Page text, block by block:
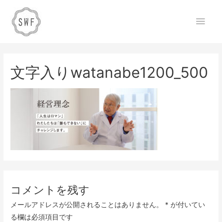
文字入りwatanabe1200_500
コメントを残す
メールアドレスが公開されることはありません。 * が付いてい
る欄は必須項目です